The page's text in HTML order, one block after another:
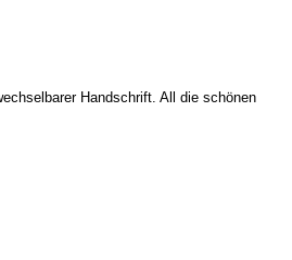
Handschrift. All die schönen